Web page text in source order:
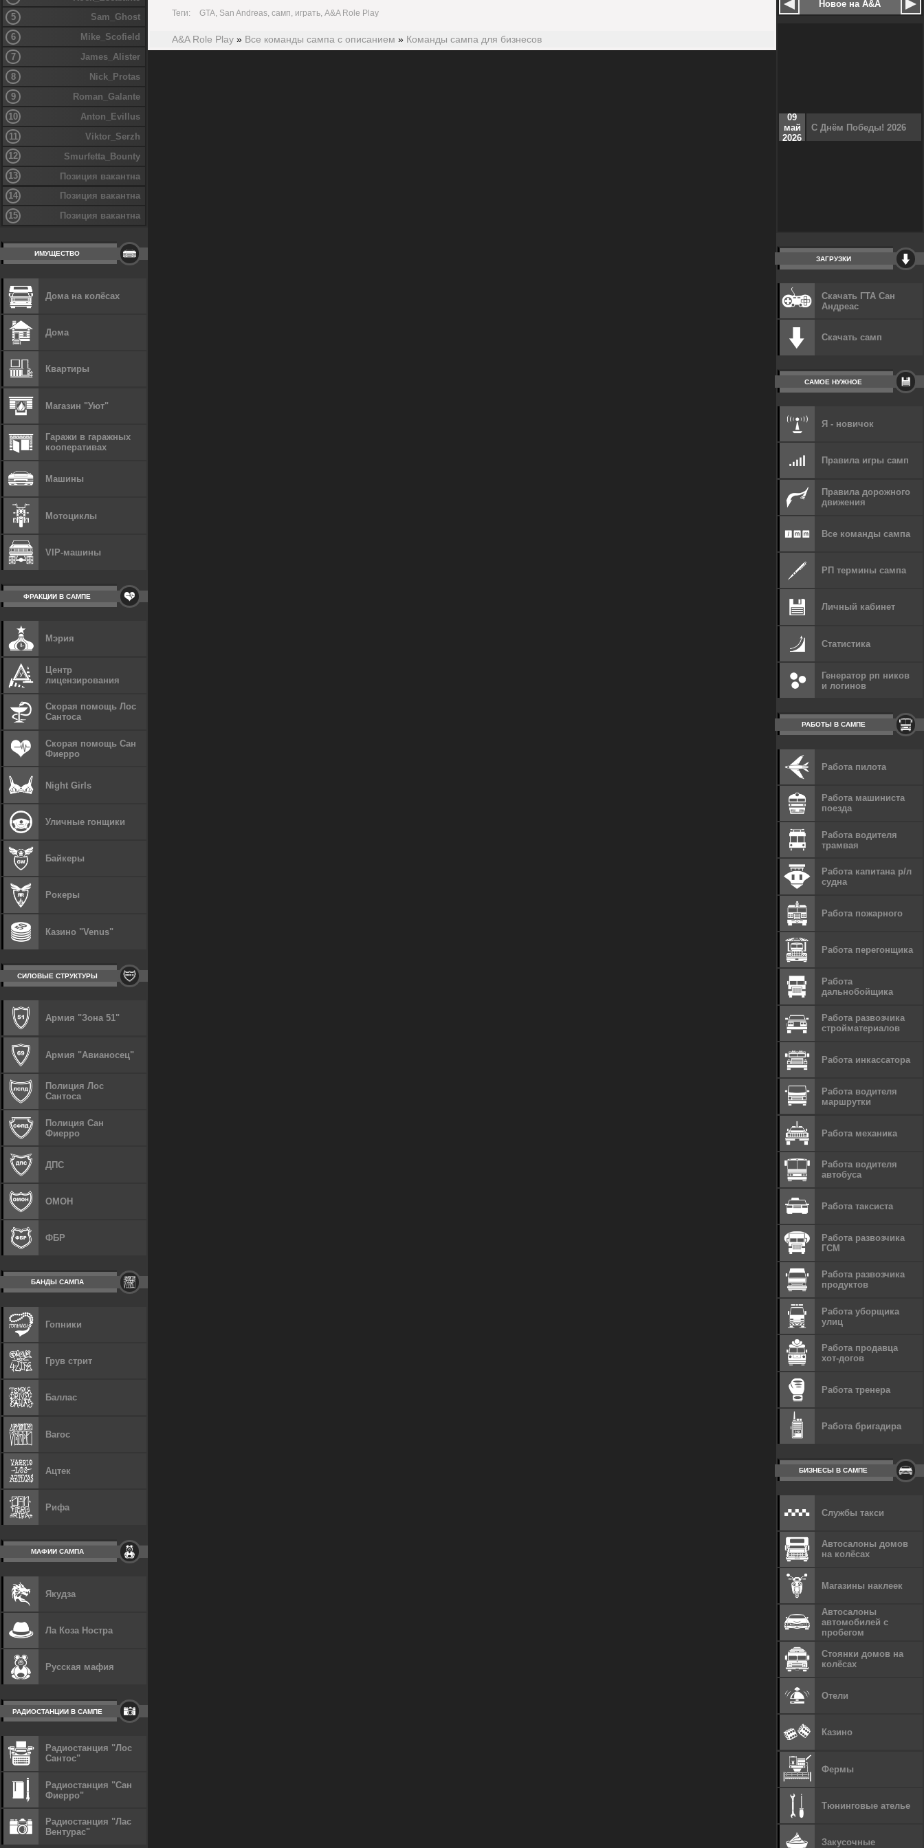
Теги: GTA, San Andreas, самп, играть, A&A Role Play
A&A Role Play» Все команды сампа с описанием » Команды сампа для бизнесов
5
Sam_Ghost
6
Mike_Scofield
7
James_Alister
8
Nick_Protas
9
Roman_Galante
10
Anton_Evillus
11
Viktor_Serzh
12
Smurfetta_Bounty
13
Позиция вакантна
14
Позиция вакантна
15
Позиция вакантна
ИМУЩЕСТВО
Дома на колёсах
Дома
Квартиры
Магазин "Уют"
Гаражи в гаражных
кооперативах
Машины
Мотоциклы
VIP-машины
ФРАКЦИИ В САМПЕ
Мэрия
Центр
лицензирования
Скорая помощь Лос
Сантоса
Скорая помощь Сан
Фиерро
Night Girls
Уличные гонщики
Байкеры
Рокеры
Казино "Venus"
СИЛОВЫЕ СТРУКТУРЫ
Армия "Зона 51"
Армия "Авианосец"
Полиция Лос
Сантоса
Полиция Сан
Фиерро
ДПС
ОМОН
ФБР
БАНДЫ САМПА
Гопники
Грув стрит
Баллас
Вагос
Ацтек
Рифа
МАФИИ САМПА
Якудза
Ла Коза Ностра
Русская мафия
РАДИОСТАНЦИИ В САМПЕ
Радиостанция "Лос
Сантос"
Радиостанция "Сан
Фиерро"
Радиостанция "Лас
Вентурас"
Новое на A&A
09
май
2026
С Днём Победы! 2026
ЗАГРУЗКИ
Скачать ГТА Сан
Андреас
Скачать самп
САМОЕ НУЖНОЕ
Я - новичок
Правила игры самп
Правила дорожного
движения
Все команды сампа
РП термины сампа
Личный кабинет
Статистика
Генератор рп ников
и логинов
РАБОТЫ В САМПЕ
Работа пилота
Работа машиниста
поезда
Работа водителя
трамвая
Работа капитана р/л
судна
Работа пожарного
Работа перегонщика
Работа
дальнобойщика
Работа развозчика
стройматериалов
Работа инкассатора
Работа водителя
маршрутки
Работа механика
Работа водителя
автобуса
Работа таксиста
Работа развозчика
ГСМ
Работа развозчика
продуктов
Работа уборщика
улиц
Работа продавца
хот-догов
Работа тренера
Работа бригадира
БИЗНЕСЫ В САМПЕ
Службы такси
Автосалоны домов
на колёсах
Магазины наклеек
Автосалоны
автомобилей с
пробегом
Стоянки домов на
колёсах
Отели
Казино
Фермы
Тюнинговые ателье
Закусочные